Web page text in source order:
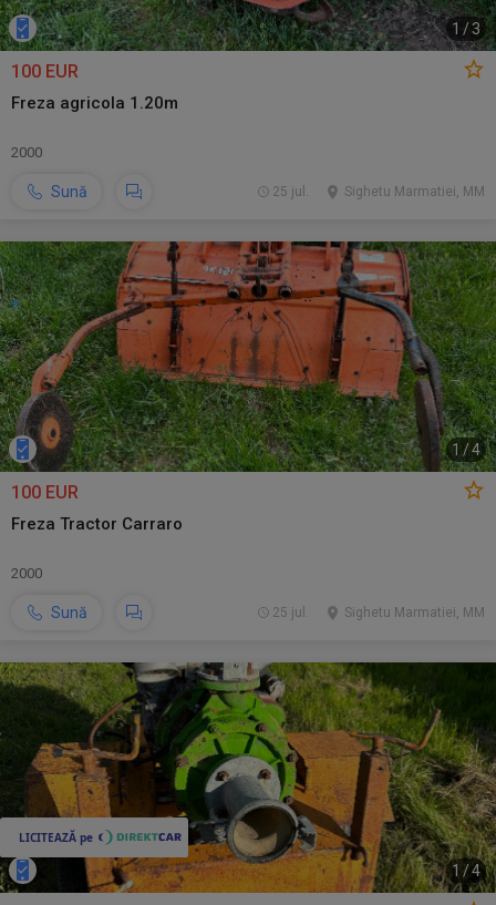
1 /3
100 EUR
Freza agricola 1.20m
2000
Sună Sighetu Marmatiei, MM
25 jul.
1 /4
100 EUR
Freza Tractor Carraro
2000
Sună Sighetu Marmatiei, MM
25 jul.
1 /4